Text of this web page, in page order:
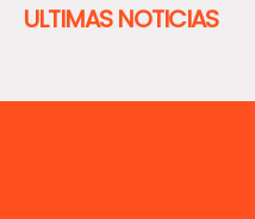
ULTIMAS NOTICIAS